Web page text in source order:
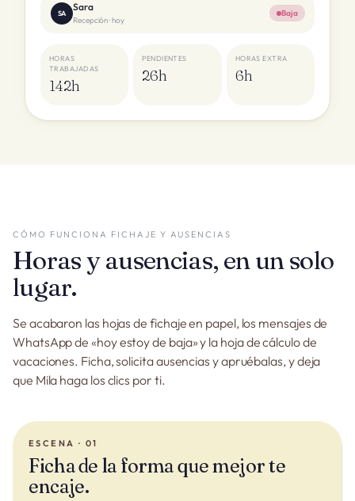
SA
Sara
Recepción·hoy
Baja
HORAS
TRABAJADAS
142h
PENDIENTES
26h
HORAS EXTRA
6h
CÓMO FUNCIONA FICHAJE Y AUSENCIAS
Horas y ausencias, en un solo
lugar.
Se acabaron las hojas de fichaje en papel, los mensajes de
WhatsApp de «hoy estoy de baja» y la hoja de cálculo de
vacaciones. Ficha, solicita ausencias y apruébalas, y deja
que Mila haga los clics por ti.
ESCENA · 01
Ficha de la forma que mejor te
encaje.